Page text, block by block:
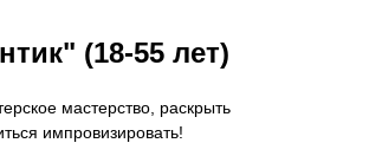
(18-55 лет)
мастерство, раскрыть
импровизировать!